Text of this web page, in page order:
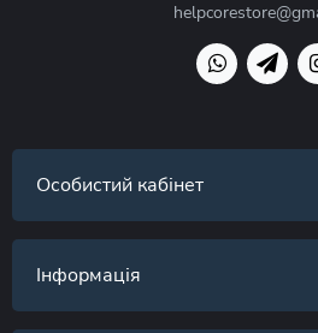
Особистий кабінет
Інформація